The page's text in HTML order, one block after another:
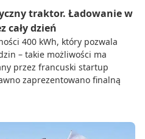
traktor. Ładowanie w
cały dzień
400 kWh, który pozwala
– takie możliwości ma
przez francuski startup
zaprezentowano finalną